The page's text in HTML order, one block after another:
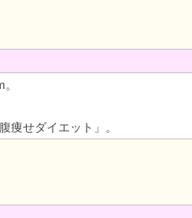
痩せダイエット」。